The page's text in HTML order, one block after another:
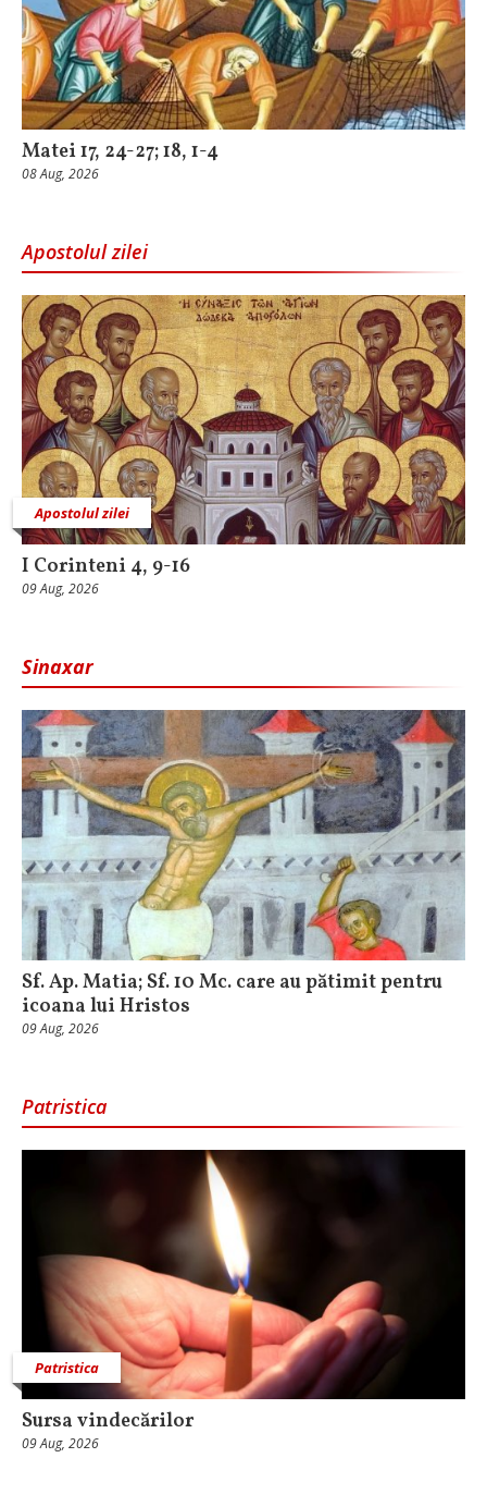
Matei 17, 24-27; 18, 1-4
08 Aug, 2026
Apostolul zilei
Apostolul zilei
I Corinteni 4, 9-16
09 Aug, 2026
Sinaxar
Sf. Ap. Matia; Sf. 10 Mc. care au pătimit pentru
icoana lui Hristos
09 Aug, 2026
Patristica
Patristica
Sursa vindecărilor
09 Aug, 2026